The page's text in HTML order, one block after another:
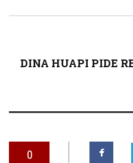
DINA HUAPI PIDE
0